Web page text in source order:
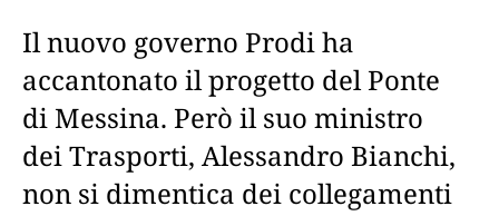
Il nuovo governo Prodi ha
accantonato il progetto del Ponte
di Messina. Però il suo ministro
dei Trasporti, Alessandro Bianchi,
non si dimentica dei collegamenti